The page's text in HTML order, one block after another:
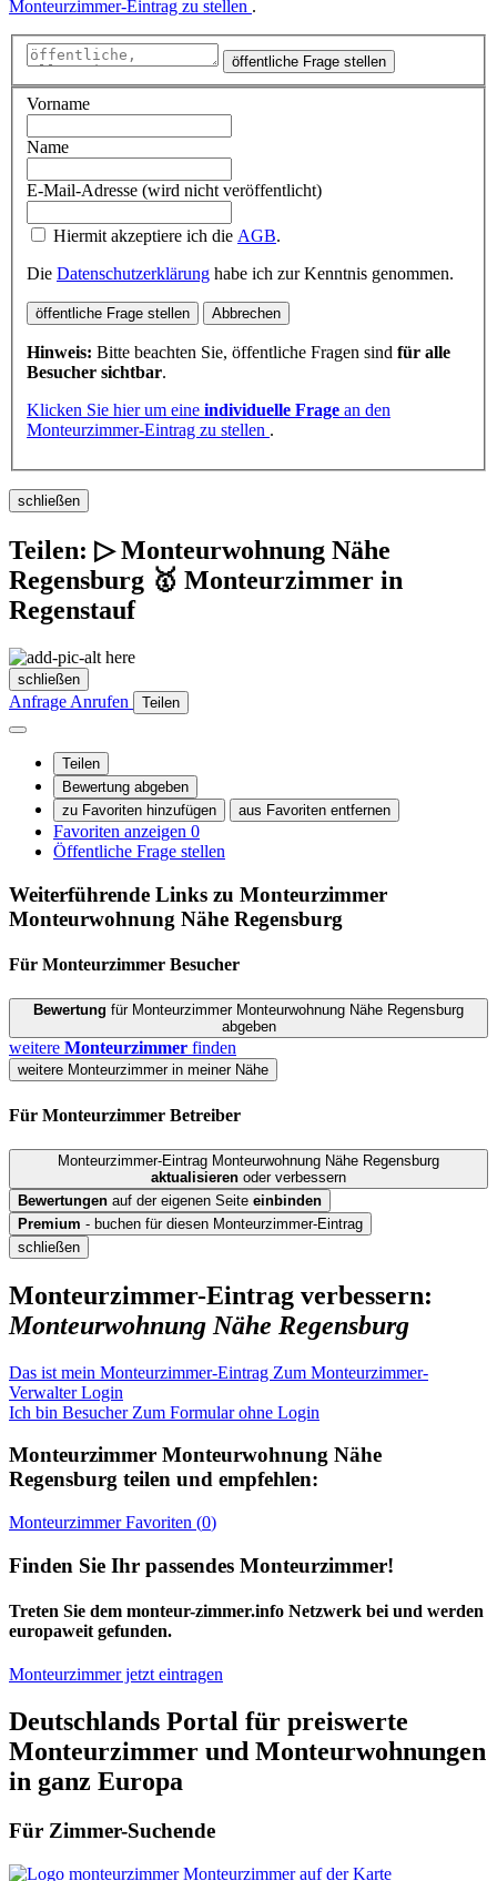
Monteurzimmer-Eintrag zu stellen .
öffentliche Frage stellen
Vorname
Name
E-Mail-Adresse (wird nicht veröffentlicht)
Hiermit akzeptiere ich die AGB.
Die Datenschutzerklärung habe ich zur Kenntnis genommen.
öffentliche Frage stellen Abbrechen
Hinweis: Bitte beachten Sie, öffentliche Fragen sind für alle
Besucher sichtbar.
Klicken Sie hier um eine individuelle Frage an den
Monteurzimmer-Eintrag zu stellen .
schließen
Teilen: ▷ Monteurwohnung Nähe
Regensburg 🥇 Monteurzimmer in
Regenstauf
schließen
Anfrage Anrufen Teilen
Teilen
Bewertung abgeben
zu Favoriten hinzufügen
aus Favoriten entfernen
Favoriten anzeigen 0
Öffentliche Frage stellen
Weiterführende Links zu Monteurzimmer
Monteurwohnung Nähe Regensburg
Für Monteurzimmer Besucher
Bewertung für Monteurzimmer Monteurwohnung Nähe Regensburg
abgeben
weitere Monteurzimmer finden
weitere Monteurzimmer in meiner Nähe
Für Monteurzimmer Betreiber
Monteurzimmer-Eintrag Monteurwohnung Nähe Regensburg
aktualisieren oder verbessern
Bewertungen auf der eigenen Seite einbinden
Premium - buchen für diesen Monteurzimmer-Eintrag
schließen
Monteurzimmer-Eintrag verbessern:
Monteurwohnung Nähe Regensburg
Das ist mein Monteurzimmer-Eintrag Zum Monteurzimmer-
Verwalter Login
Ich bin Besucher Zum Formular ohne Login
Monteurzimmer Monteurwohnung Nähe
Regensburg teilen und empfehlen:
MonteurzimmerFavoriten (0)
Finden Sie Ihr passendes Monteurzimmer!
Treten Sie dem monteur-zimmer.info Netzwerk bei und werden
europaweit gefunden.
Monteurzimmer jetzt eintragen
Deutschlands Portal für preiswerte
Monteurzimmer und Monteurwohnungen
in ganz Europa
Für Zimmer-Suchende
Monteurzimmer auf der Karte